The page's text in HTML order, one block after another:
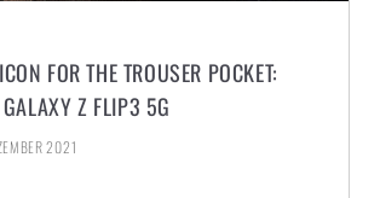
FOR THE TROUSER POCKET:
Z FLIP3 5G
2021